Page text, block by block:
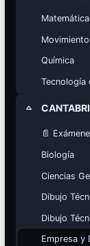
Bloques
Festivos,
Ver
Mis
¡Nos GUSTA lo
NOTA!
Química
Tecnología
Colapsar
Biología
Ciencias
Dibujo